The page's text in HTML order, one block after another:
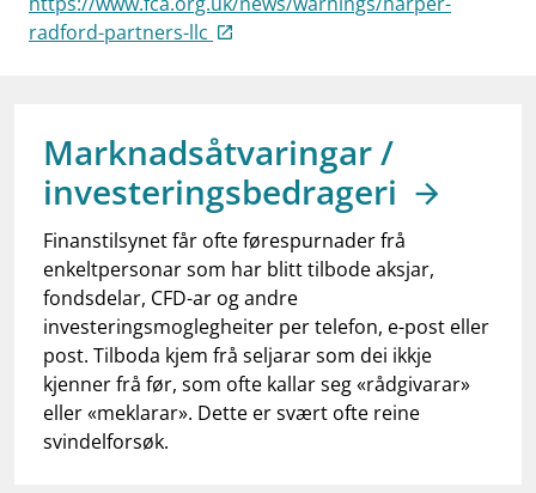
work_outlineJobb hos oss
radford-partners-llc
Marknadsåtvaringar /
investeringsbedrageri
Finanstilsynet får ofte førespurnader frå
enkeltpersonar som har blitt tilbode aksjar,
fondsdelar, CFD-ar og andre
investeringsmoglegheiter per telefon, e-post eller
post. Tilboda kjem frå seljarar som dei ikkje
kjenner frå før, som ofte kallar seg «rådgivarar»
eller «meklarar». Dette er svært ofte reine
svindelforsøk.